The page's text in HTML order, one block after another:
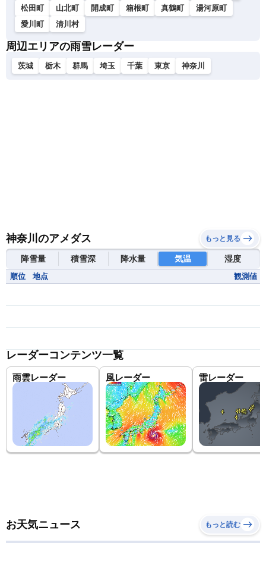
松田町
山北町 開成町 箱根町 真鶴町
湯河原町
愛川町
清川村
周辺エリアの雨雪レーダー
茨城 栃木 群馬 埼玉 千葉 東京 神奈川
神奈川のアメダス もっと見る
降雪量 積雪深 降水量 気温 湿度
順位 地点 観測値
レーダーコンテンツ一覧
雨雲レーダー 風レーダー 雷レーダー
お天気ニュース もっと読む